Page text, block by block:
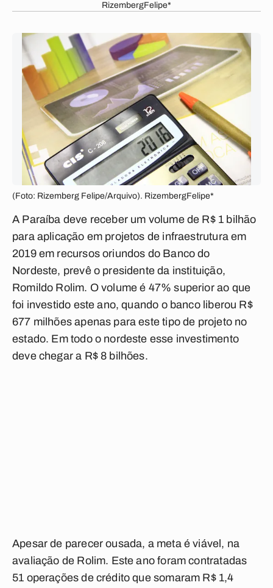
RizembergFelipe*
(Foto: Rizemberg Felipe/Arquivo). RizembergFelipe*
A Paraíba deve receber um volume de R$ 1 bilhão
para aplicação em projetos de infraestrutura em
2019 em recursos oriundos do Banco do
Nordeste, prevê o presidente da instituição,
Romildo Rolim. O volume é 47% superior ao que
foi investido este ano, quando o banco liberou R$
677 milhões apenas para este tipo de projeto no
estado. Em todo o nordeste esse investimento
deve chegar a R$ 8 bilhões.
Apesar de parecer ousada, a meta é viável, na
avaliação de Rolim. Este ano foram contratadas
51 operações de crédito que somaram R$ 1,4